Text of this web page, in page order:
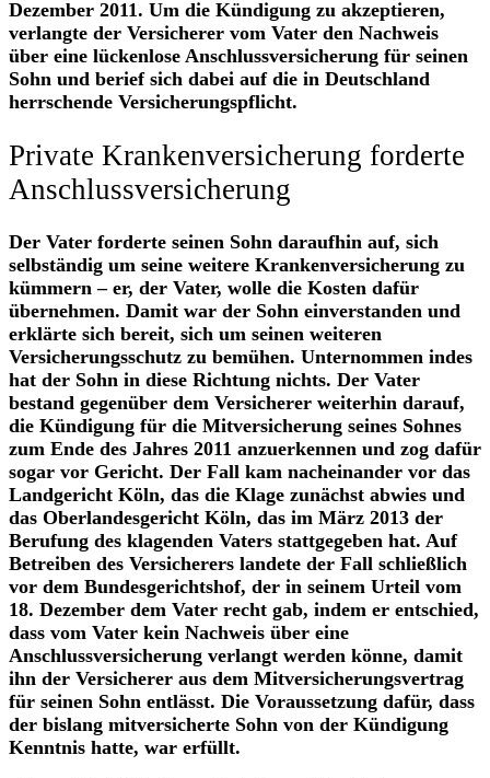
Dezember 2011. Um die Kündigung zu akzeptieren,
verlangte der Versicherer vom Vater den Nachweis
über eine lückenlose Anschlussversicherung für seinen
Sohn und berief sich dabei auf die in Deutschland
herrschende Versicherungspflicht.
Private Krankenversicherung forderte
Anschlussversicherung
Der Vater forderte seinen Sohn daraufhin auf, sich
selbständig um seine weitere Krankenversicherung zu
kümmern – er, der Vater, wolle die Kosten dafür
übernehmen. Damit war der Sohn einverstanden und
erklärte sich bereit, sich um seinen weiteren
Versicherungsschutz zu bemühen. Unternommen indes
hat der Sohn in diese Richtung nichts. Der Vater
bestand gegenüber dem Versicherer weiterhin darauf,
die Kündigung für die Mitversicherung seines Sohnes
zum Ende des Jahres 2011 anzuerkennen und zog dafür
sogar vor Gericht. Der Fall kam nacheinander vor das
Landgericht Köln, das die Klage zunächst abwies und
das Oberlandesgericht Köln, das im März 2013 der
Berufung des klagenden Vaters stattgegeben hat. Auf
Betreiben des Versicherers landete der Fall schließlich
vor dem Bundesgerichtshof, der in seinem Urteil vom
18. Dezember dem Vater recht gab, indem er entschied,
dass vom Vater kein Nachweis über eine
Anschlussversicherung verlangt werden könne, damit
ihn der Versicherer aus dem Mitversicherungsvertrag
für seinen Sohn entlässt. Die Voraussetzung dafür, dass
der bislang mitversicherte Sohn von der Kündigung
Kenntnis hatte, war erfüllt.